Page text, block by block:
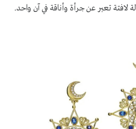
لافتة تعبر عن جرأة وأناقة في آن واحد.